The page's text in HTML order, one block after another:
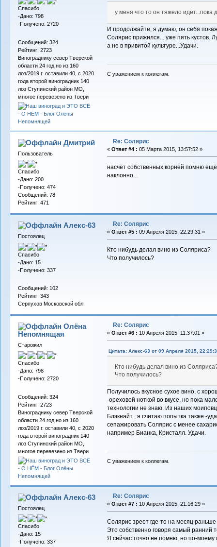
Спасибо
-Дано: 798
-Получено: 2720
Сообщений: 324
Рейтинг: 2723
Винограднику север Тверской
области 24 год но из 160
лоз/2019 г. оставили 40, с 2020
года второй виноградник 140
лоз Ступинский район МО,
многое перевезено из Твери
у меня что то он тяжело идёт...пока
И продолжайте, я думаю, он себя
Солярис прижился... уже пять кустов.
а не в привитой культуре...Удачи.
С уважением к коллегам.
Дмитрий
Пользователь
Спасибо
-Дано: 200
-Получено: 474
Сообщений: 78
Рейтинг: 471
Re: Солярис
« Ответ #4 : 05 Марта 2015, 13:57:52 »
насчёт собственных корней помню
наклонно...
Алекс-63
Постоялец
Спасибо
-Дано: 15
-Получено: 337
Сообщений: 102
Рейтинг: 343
Серпухов Московской обл.
Re: Солярис
« Ответ #5 : 09 Апреля 2015, 22:29:31 »
Кто нибудь делал вино из Соляриса?
Что получилось?
Олёна
Непомнящая
Старожил
Спасибо
-Дано: 798
-Получено: 2720
Сообщений: 324
Рейтинг: 2723
Винограднику север Тверской
области 24 год но из 160
лоз/2019 г. оставили 40, с 2020
года второй виноградник 140
лоз Ступинский район МО,
многое перевезено из Твери
Re: Солярис
« Ответ #6 : 10 Апреля 2015, 11:37:01 »
Цитата: Алекс-63 от 09 Апреля 2015,
Кто нибудь делал вино из
Что получилось?
Получилось вкусное сухое вино, с
-ореховой ноткой во вкусе, но пока
технологии не знаю. Из наших
Блэкнайт , я считаю попытка также -
сепажировать Солярис с менее
например Бианка, Кристалл. Удачи.
С уважением к коллегам.
Алекс-63
Постоялец
Спасибо
-Дано: 15
-Получено: 337
Re: Солярис
« Ответ #7 : 10 Апреля 2015, 21:16:29 »
Солярис зреет где-то на месяц
Это собственно говоря самый ранний
Я сейчас точно не помню, но по-моему